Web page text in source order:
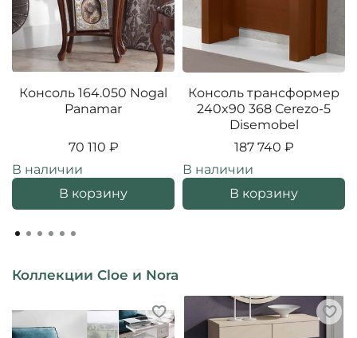
Консоль 164.050 Nogal
Panamar
70 110 ₽
В наличии
В корзину
Консоль трансформер
240x90 368 Cerezo-5
Disemobel
187 740 ₽
В наличии
В корзину
Коллекции Cloe и Nora